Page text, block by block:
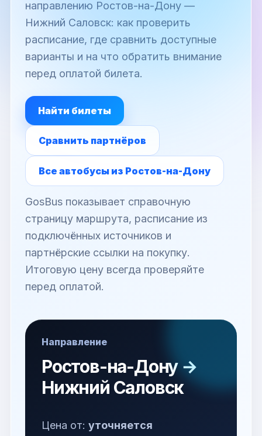
направлению Ростов-на-Дону —
Нижний Саловск: как проверить
расписание, где сравнить доступные
варианты и на что обратить внимание
перед оплатой билета.
Найти билеты
Сравнить партнёров
Все автобусы из Ростов-на-Дону
GosBus показывает справочную
страницу маршрута, расписание из
подключённых источников и
партнёрские ссылки на покупку.
Итоговую цену всегда проверяйте
перед оплатой.
Направление
Ростов-на-Дону →
Нижний Саловск
Цена от: уточняется